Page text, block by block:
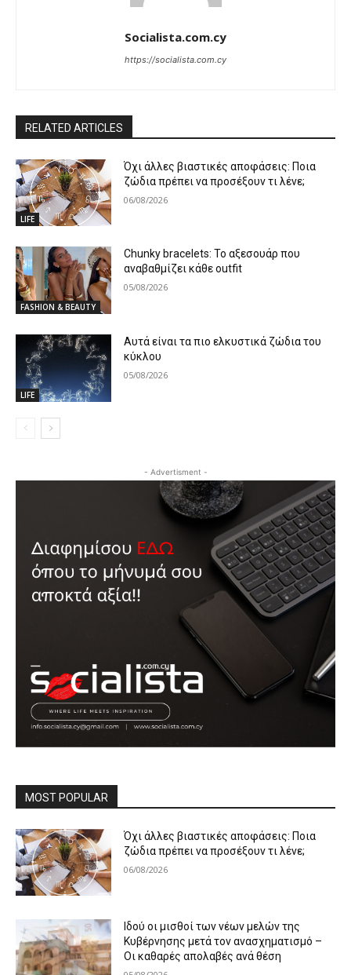
Socialista.com.cy
https://socialista.com.cy
RELATED ARTICLES
LIFE
Όχι άλλες βιαστικές αποφάσεις: Ποια
ζώδια πρέπει να προσέξουν τι λένε;
06/08/2026
FASHION & BEAUTY
Chunky bracelets: Το αξεσουάρ που
αναβαθμίζει κάθε outfit
05/08/2026
LIFE
Αυτά είναι τα πιο ελκυστικά ζώδια του
κύκλου
05/08/2026
- Advertisment -
MOST POPULAR
Όχι άλλες βιαστικές αποφάσεις: Ποια
ζώδια πρέπει να προσέξουν τι λένε;
06/08/2026
Ιδού οι μισθοί των νέων μελών της
Κυβέρνησης μετά τον ανασχηματισμό –
Οι καθαρές απολαβές ανά θέση